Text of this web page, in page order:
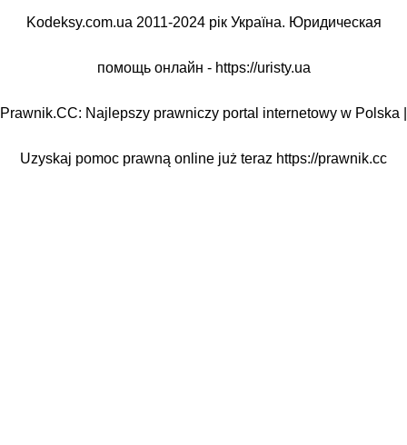
Kodeksy.com.ua 2011-2024 рік Україна. Юридическая
помощь онлайн - https://uristy.ua
Prawnik.CC: Najlepszy prawniczy portal internetowy w Polska |
Uzyskaj pomoc prawną online już teraz https://prawnik.cc